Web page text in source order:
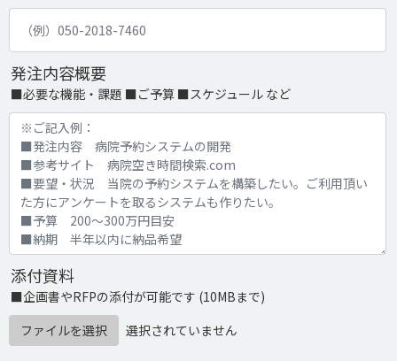
発注内容概要
■必要な機能・課題 ■ご予算 ■スケジュール など
添付資料
■企画書やRFPの添付が可能です (10MBまで)
ファイルを選択
選択されていません